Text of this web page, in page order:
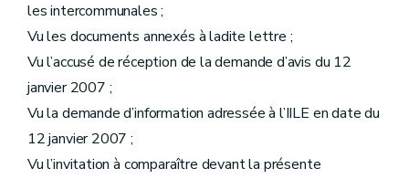
les intercommunales ;
Vu les documents annexés à ladite lettre ;
Vu l’accusé de réception de la demande d’avis du 12
janvier 2007 ;
Vu la demande d’information adressée à l’IILE en date du
12 janvier 2007 ;
Vu l’invitation à comparaître devant la présente